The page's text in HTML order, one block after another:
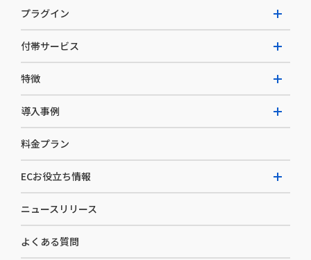
W2 Commerce Repeat
W2 Commerce BtoB
W2 Commerce Asia
プラグイン
AI buddy
付帯サービス
EC運用構築支援・運用支援
カスタマーサクセス
セキュリティ
デザイン制作
コンサルティング
特徴
選ばれる理由
開発体制
導入事例
導入企業一覧
料金プラン
ECお役立ち情報
お役立ち資料
ニュースリリース
よくある質問